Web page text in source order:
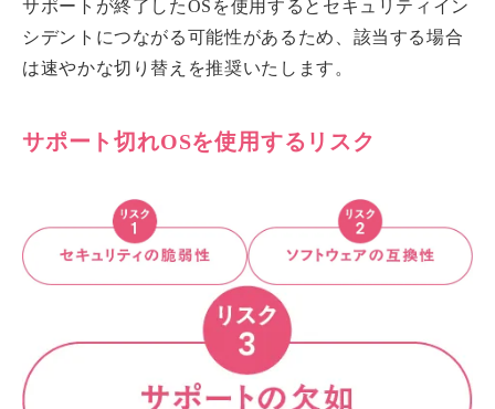
サポートが終了したOSを使用するとセキュリティイン
シデントにつながる可能性があるため、該当する場合
は速やかな切り替えを推奨いたします。
サポート切れOSを使用するリスク